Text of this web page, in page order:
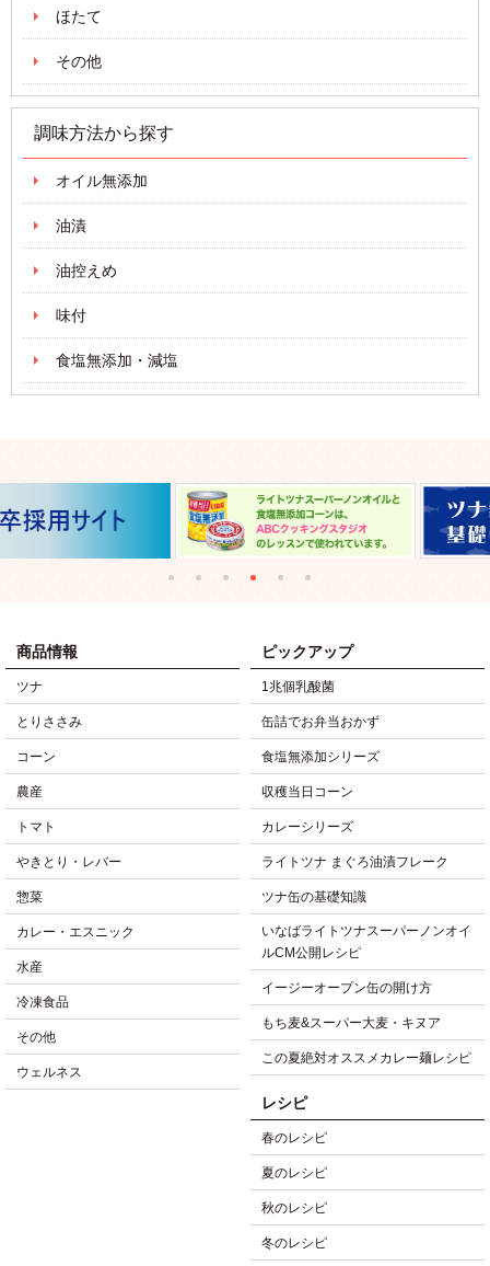
ほたて
その他
調味方法から探す
オイル無添加
油漬
油控えめ
味付
食塩無添加・減塩
商品情報
ツナ
とりささみ
コーン
農産
トマト
やきとり・レバー
惣菜
カレー・エスニック
水産
冷凍食品
その他
ウェルネス
ピックアップ
1兆個乳酸菌
缶詰でお弁当おかず
食塩無添加シリーズ
収穫当日コーン
カレーシリーズ
ライトツナ まぐろ油漬フレーク
ツナ缶の基礎知識
いなばライトツナスーパーノンオイ
ルCM公開レシピ
イージーオープン缶の開け方
もち麦&スーパー大麦・キヌア
この夏絶対オススメカレー麺レシピ
レシピ
春のレシピ
夏のレシピ
秋のレシピ
冬のレシピ